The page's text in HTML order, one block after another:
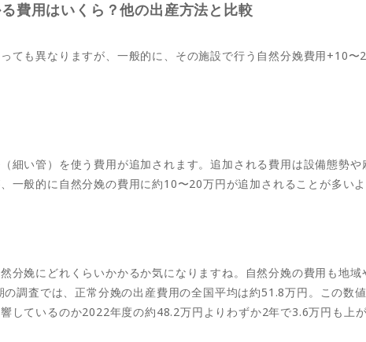
費用はいくら？他の出産方法と比較
ても異なりますが、一般的に、その施設で行う自然分娩費用+10〜
細い管）を使う費用が追加されます。追加される費用は設備態勢や
一般的に自然分娩の費用に約10〜20万円が追加されることが多いよ
分娩にどれくらいかかるか気になりますね。自然分娩の費用も地域
調査では、正常分娩の出産費用の全国平均は約51.8万円。この数
しているのか2022年度の約48.2万円よりわずか2年で3.6万円も上が